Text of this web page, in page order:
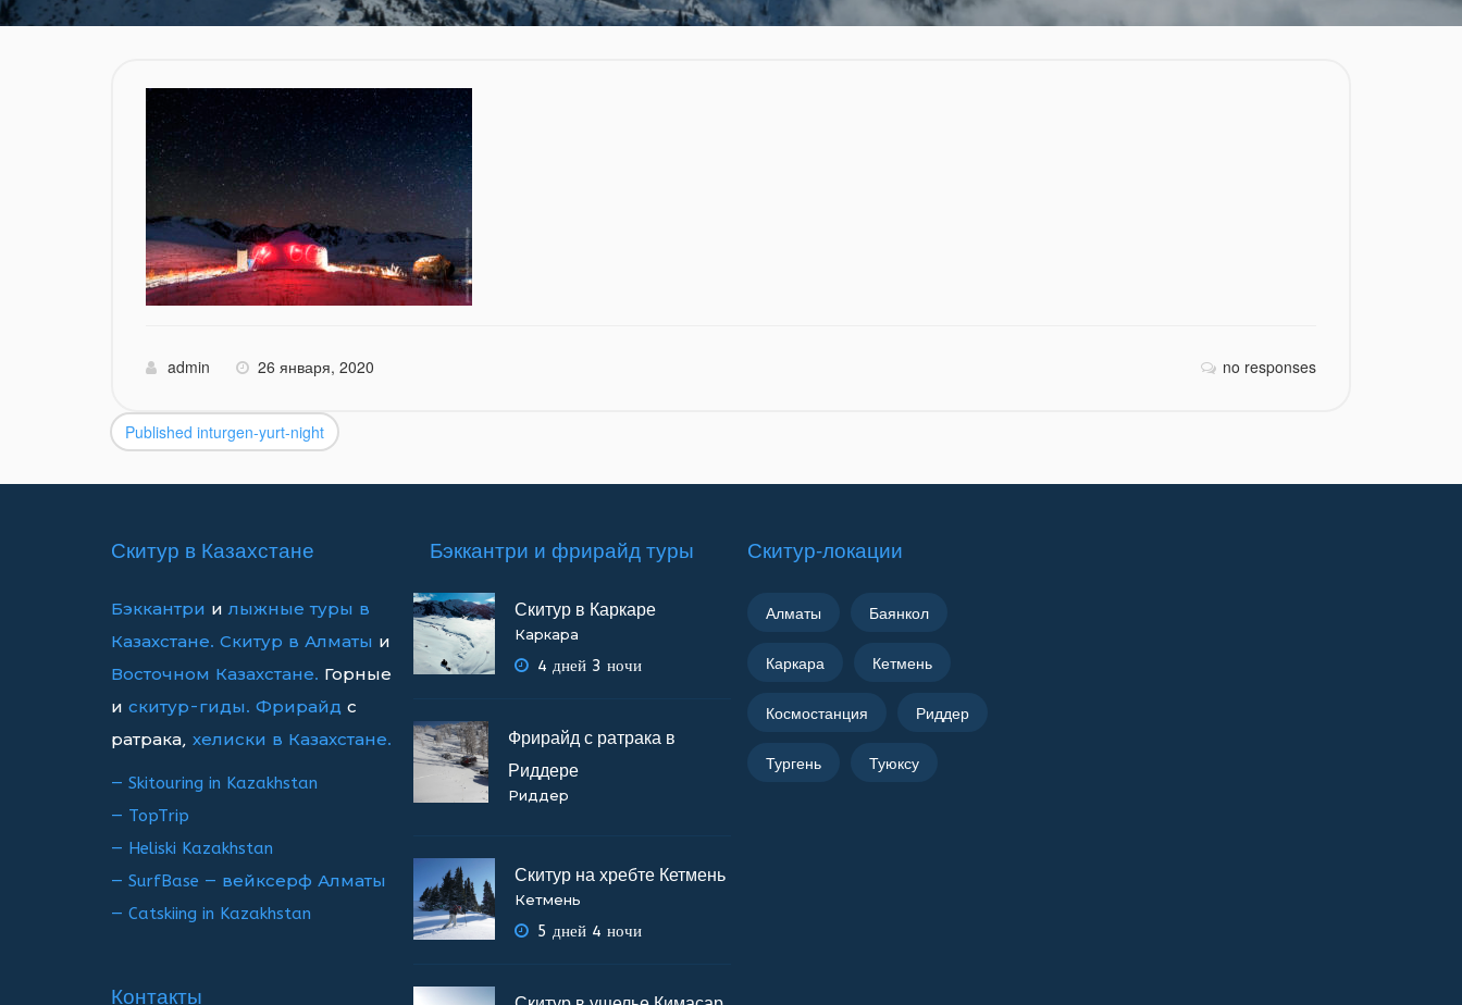
admin 26 января, 2020 no responses
Навигация
по
Published inturgen-yurt-night
Скитур в Казахстане
Бэккантри илыжные туры в
Казахстане. Скитур в Алматы и
Восточном Казахстане. Горные
и скитур-гиды. Фрирайд с
ратрака, хелиски в Казахстане.
— Skitouring in Kazakhstan
— TopTrip
— Heliski Kazakhstan
— SurfBase — вейксерф Алматы
— Catskiing in Kazakhstan
Контакты
Бэккантри и фрирайд туры
Скитур в Каркаре
Каркара
4 дней 3 ночи
Фрирайд с ратрака в
Риддере
Риддер
Скитур на хребте Кетмень
Кетмень
5 дней 4 ночи
Скитур-локации
Алматы Баянкол
Каркара Кетмень
Космостанция Риддер
Тургень Туюксу